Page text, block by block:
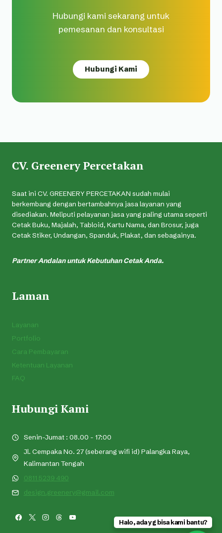
Hubungi kami sekarang untuk
pemesanan dan konsultasi
Hubungi Kami
CV. Greenery Percetakan
Saat ini CV. GREENERY PERCETAKAN sudah mulai
berkembang dengan bertambahnya jasa layanan yang
disediakan. Meliputi pelayanan jasa yang paling utama seperti
Cetak Buku, Majalah, Tabloid, Kartu Nama, dan Brosur, juga
Cetak Stiker, Undangan, Spanduk, Plakat, dan sebagainya.
Partner Andalan untuk Kebutuhan Cetak Anda.
Laman
Layanan
Portfolio
Cara Pembayaran
Ketentuan Layanan
FAQ
Hubungi Kami
Senin-Jumat : 08.00 - 17:00
Jl. Cempaka No. 27 (seberang wifi id) Palangka Raya,
Kalimantan Tengah
0811 5239 490
design.greenery@gmail.com
Halo, ada yg bisa kami bantu?